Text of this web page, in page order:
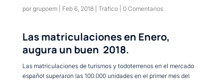
por grupoem| Feb 6, 2018| Tráfico| 0 Comentarios
Las matriculaciones en Enero,
augura un buen 2018.
Las matriculaciones de turismos y todoterrenos en el mercado
español superaron las 100.000 unidades en el primer mes del